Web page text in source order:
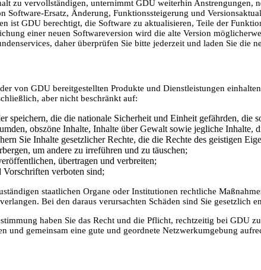
zu vervollständigen, unternimmt GDU weiterhin Anstrengungen,
Software-Ersatz, Änderung, Funktionssteigerung und
ist GDU berechtigt, die Software zu aktualisieren, Teile der
einer neuen Softwareversion wird die alte Version
daher überprüfen Sie bitte jederzeit und laden Sie die
von GDU bereitgestellten Produkte und Dienstleistungen
aber nicht beschränkt auf:
speichern, die die nationale Sicherheit und Einheit gefährden, die
obszöne Inhalte, Inhalte über Gewalt sowie jegliche Inhalte,
Sie Inhalte gesetzlicher Rechte, die die Rechte des geistigen
um andere zu irreführen und zu täuschen;
übertragen und verbreiten;
Vorschriften verboten sind;
staatlichen Organe oder Institutionen rechtliche
Bei den daraus verursachten Schäden sind Sie gesetzlich
haben Sie das Recht und die Pflicht, rechtzeitig bei GDU
und gemeinsam eine gute und geordnete Netzwerkumgebung